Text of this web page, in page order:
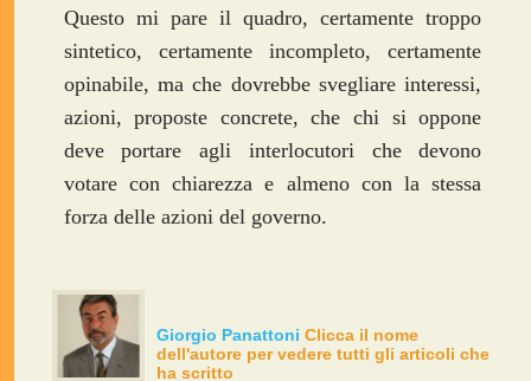
Questo mi pare il quadro, certamente troppo
sintetico, certamente incompleto, certamente
opinabile, ma che dovrebbe svegliare interessi,
azioni, proposte concrete, che chi si oppone
deve portare agli interlocutori che devono
votare con chiarezza e almeno con la stessa
forza delle azioni del governo.
Giorgio Panattoni Clicca il nome
dell'autore per vedere tutti gli articoli che
ha scritto